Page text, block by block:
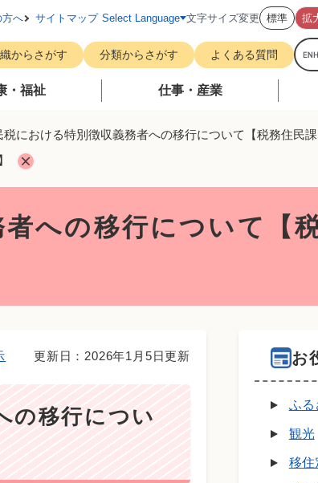
飛ばして本文へ
方へ サイトマップ Select Language 文字サイズ変更 標準 拡
からさがす 分類からさがす よくある質問
G
o
e
ム
検
・福祉 仕事・産業
税における特別徴収義務者への移行について【税務住民課
への移行について【
更新日：2026年1月5日更新
の移行につい
お
ふる
観光
移住